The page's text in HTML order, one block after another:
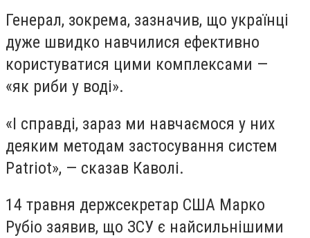
Генерал, зокрема, зазначив, що українці
дуже швидко навчилися ефективно
користуватися цими комплексами —
«як риби у воді».
«І справді, зараз ми навчаємося у них
деяким методам застосування систем
Patriot», — сказав Каволі.
14 травня держсекретар США Марко
Рубіо заявив, що ЗСУ є найсильнішими